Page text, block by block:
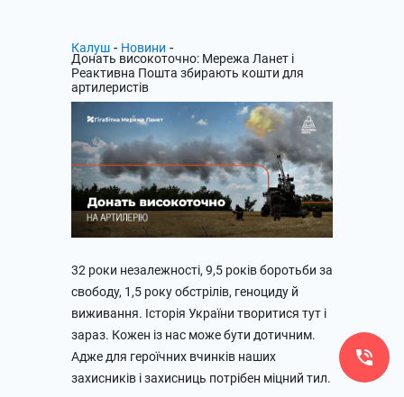
Калуш - Новини -
Донать високоточно: Мережа Ланет і
Реактивна Пошта збирають кошти для
артилеристів
32 роки незалежності, 9,5 років боротьби за
свободу, 1,5 року обстрілів, геноциду й
виживання. Історія України творитися тут і
зараз. Кожен із нас може бути дотичним.
Адже для героїчних вчинків наших
захисників і захисниць потрібен міцний тил.